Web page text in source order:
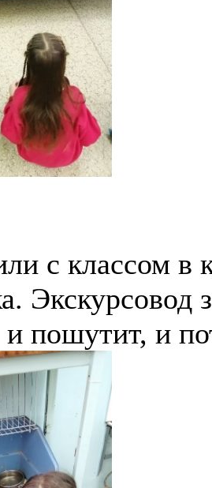
с классом в
Экскурсовод
и пошутит, и